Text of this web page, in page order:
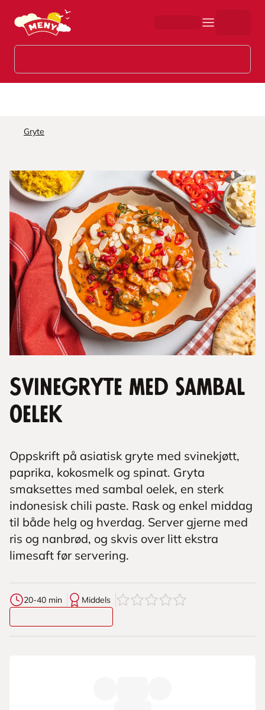
Hopp til hovedinnhold
Gryte
Svinegryte med sambal
oelek
Oppskrift på asiatisk gryte med svinekjøtt,
paprika, kokosmelk og spinat. Gryta
smaksettes med sambal oelek, en sterk
indonesisk chili paste. Rask og enkel middag
til både helg og hverdag. Server gjerne med
ris og nanbrød, og skvis over litt ekstra
limesaft før servering.
20-40 min Middels 0av5stjerner